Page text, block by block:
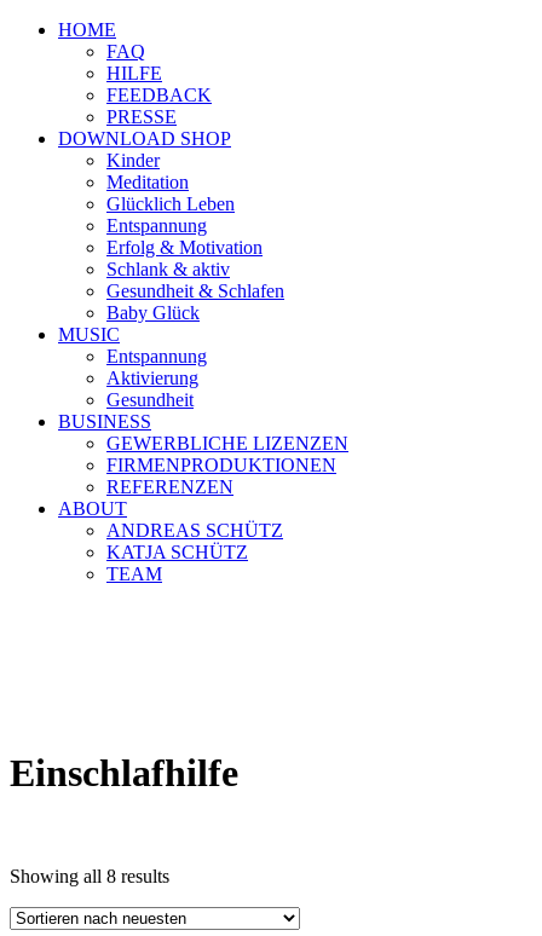
HOME
FAQ
HILFE
FEEDBACK
PRESSE
DOWNLOAD SHOP
Kinder
Meditation
Glücklich Leben
Entspannung
Erfolg & Motivation
Schlank & aktiv
Gesundheit & Schlafen
Baby Glück
MUSIC
Entspannung
Aktivierung
Gesundheit
BUSINESS
GEWERBLICHE LIZENZEN
FIRMENPRODUKTIONEN
REFERENZEN
ABOUT
ANDREAS SCHÜTZ
KATJA SCHÜTZ
TEAM
Einschlafhilfe
Showing all 8 results